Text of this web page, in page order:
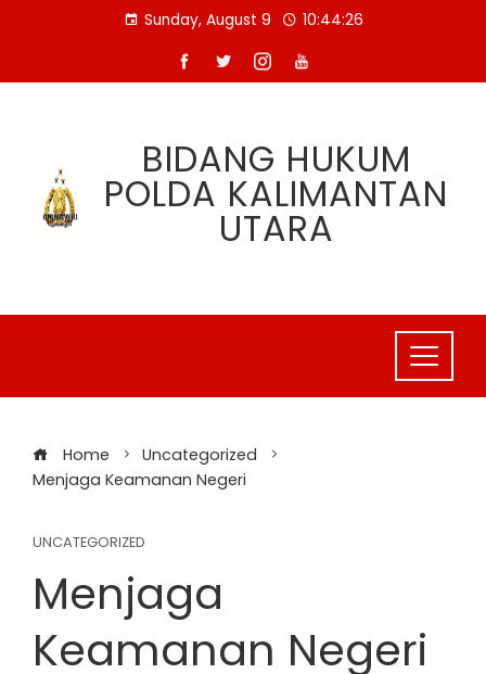
Sunday, August 9 10:44:26
BIDANG HUKUM
POLDA KALIMANTAN
UTARA
Home
Uncategorized
Menjaga Keamanan Negeri
UNCATEGORIZED
Menjaga
Keamanan Negeri